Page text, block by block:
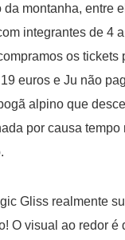
montanha, entre
integrantes de 4
os tickets
euros e Ju não
alpino que
por causa tempo
Gliss realmente
O visual ao redor é